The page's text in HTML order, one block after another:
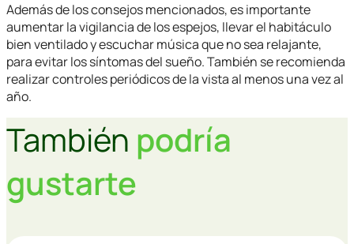
Además de los consejos mencionados, es importante
aumentar la vigilancia de los espejos, llevar el habitáculo
bien ventilado y escuchar música que no sea relajante,
para evitar los síntomas del sueño. También se recomienda
realizar controles periódicos de la vista al menos una vez al
año.
También podría
gustarte